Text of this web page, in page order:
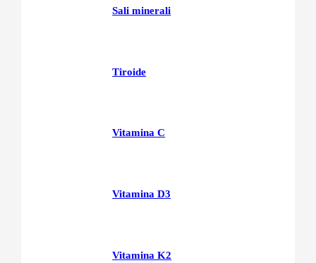
Sali minerali
Tiroide
Vitamina C
Vitamina D3
Vitamina K2